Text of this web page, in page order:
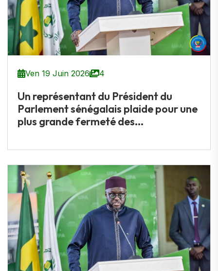
Ven 19 Juin 2026 4
Un représentant du Président du
Parlement sénégalais plaide pour une
plus grande fermeté des...